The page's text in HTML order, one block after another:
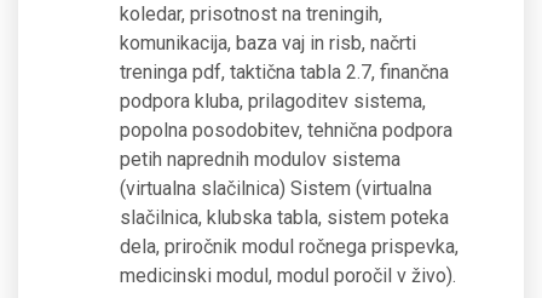
koledar, prisotnost na treningih,
komunikacija, baza vaj in risb, načrti
treninga pdf, taktična tabla 2.7, finančna
podpora kluba, prilagoditev sistema,
popolna posodobitev, tehnična podpora
petih naprednih modulov sistema
(virtualna slačilnica) Sistem (virtualna
slačilnica, klubska tabla, sistem poteka
dela, priročnik modul ročnega prispevka,
medicinski modul, modul poročil v živo).